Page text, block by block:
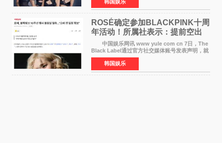
LISA将缺席。 此前BLACKPINK所属社YG并
未为组合出道十周年做
韩国娱乐
ROSÉ确定参加BLACKPINK十周
年活动！所属社表示：提前空出
了时间
中国娱乐网讯 www yule com cn 7日，The
Black Label通过官方社交媒体账号发表声明，就
近期网络上关于ROS&Eacute;个人行程及是否参
加BLACKPINK出道纪念活动的种种猜测作出正
式回应。 Th
韩国娱乐